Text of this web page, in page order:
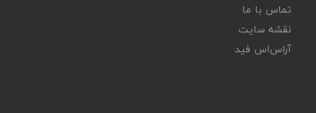
تماس با ما
نقشه سایت
آر‌اس‌اس فید